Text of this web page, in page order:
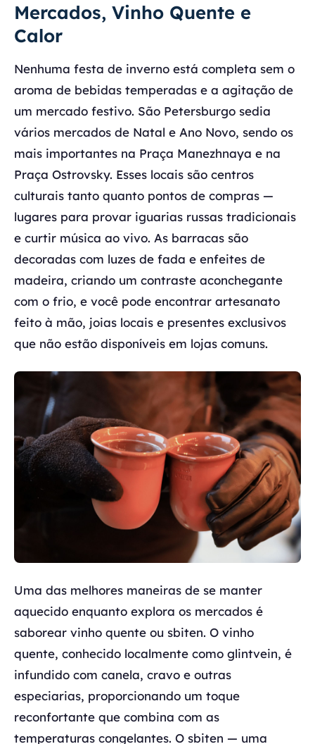
Mercados, Vinho Quente e
Calor
Nenhuma festa de inverno está completa sem o
aroma de bebidas temperadas e a agitação de
um mercado festivo. São Petersburgo sedia
vários mercados de Natal e Ano Novo, sendo os
mais importantes na Praça Manezhnaya e na
Praça Ostrovsky. Esses locais são centros
culturais tanto quanto pontos de compras —
lugares para provar iguarias russas tradicionais
e curtir música ao vivo. As barracas são
decoradas com luzes de fada e enfeites de
madeira, criando um contraste aconchegante
com o frio, e você pode encontrar artesanato
feito à mão, joias locais e presentes exclusivos
que não estão disponíveis em lojas comuns.
Uma das melhores maneiras de se manter
aquecido enquanto explora os mercados é
saborear vinho quente ou sbiten. O vinho
quente, conhecido localmente como glintvein, é
infundido com canela, cravo e outras
especiarias, proporcionando um toque
reconfortante que combina com as
temperaturas congelantes. O sbiten — uma